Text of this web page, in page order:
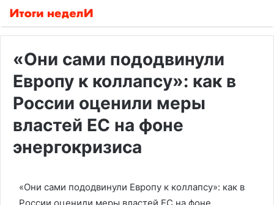
«Они сами пододвинули
Европу к коллапсу»: как в
России оценили меры
властей ЕС на фоне
энергокризиса
«Они сами пододвинули Европу к коллапсу»: как в